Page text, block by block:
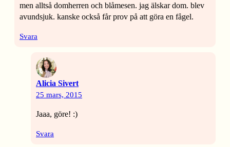
men alltså domherren och blåmesen. jag älskar dom. blev
avundsjuk. kanske också får prov på att göra en fågel.
Svara
Alicia Sivert
25 mars, 2015
Jaaa, göre! :)
Svara